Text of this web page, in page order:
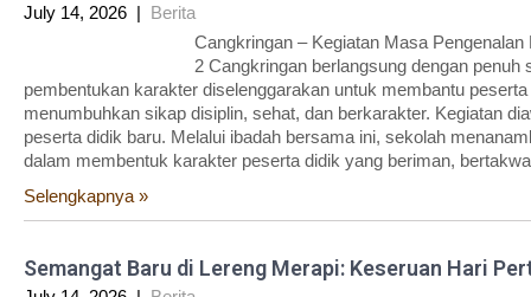
July 14, 2026 | Berita
Cangkringan – Kegiatan Masa
2 Cangkringan berlangsung dengan
pembentukan karakter diselenggarakan untuk membantu
menumbuhkan sikap disiplin, sehat, dan berkarakter. Kegiatan
peserta didik baru. Melalui ibadah bersama ini, sekolah
dalam membentuk karakter peserta didik yang beriman,
Selengkapnya »
Semangat Baru di Lereng Merapi: Keseruan Hari